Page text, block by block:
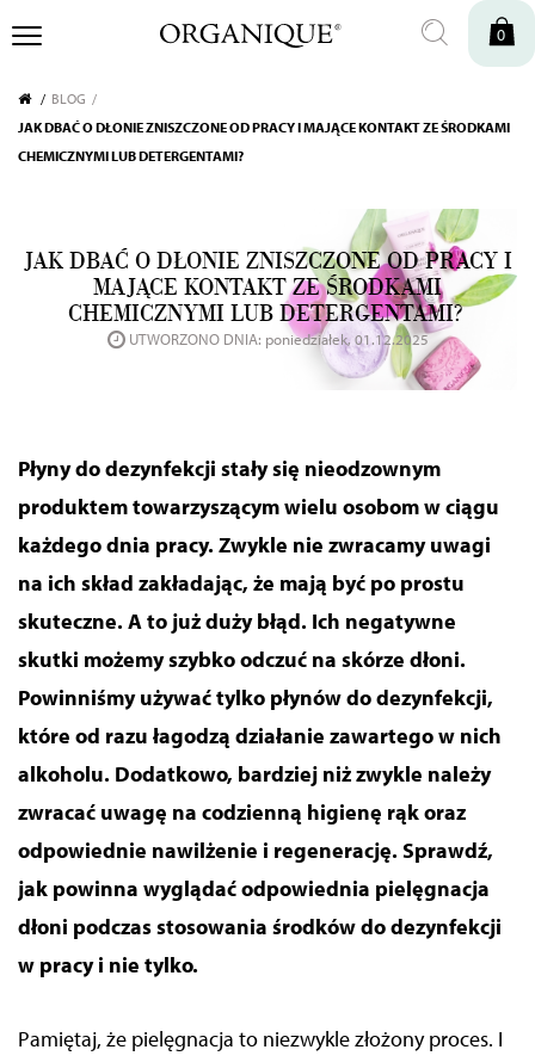
0
BLOG
JAK DBAĆ O DŁONIE ZNISZCZONE OD PRACY I MAJĄCE KONTAKT ZE ŚRODKAMI
CHEMICZNYMI LUB DETERGENTAMI?
JAK DBAĆ O DŁONIE ZNISZCZONE OD PRACY I
MAJĄCE KONTAKT ZE ŚRODKAMI
CHEMICZNYMI LUB DETERGENTAMI?
UTWORZONO DNIA: poniedziałek, 01.12.2025
Płyny do dezynfekcji stały się nieodzownym
produktem towarzyszącymwielu osobom w ciągu
każdego dnia pracy. Zwykle nie zwracamy uwagi
na ich skład zakładając, że mają być po prostu
skuteczne. A to już duży błąd. Ich negatywne
skutki możemy szybko odczuć na skórze dłoni.
Powinniśmy używać tylko płynów do dezynfekcji,
które od razu łagodzą działanie zawartego w nich
alkoholu. Dodatkowo, bardziej niż zwykle należy
zwracać uwagę na codzienną higienę rąk oraz
odpowiednie nawilżenie i regenerację. Sprawdź,
jak powinna wyglądać odpowiednia pielęgnacja
dłoni podczas stosowania środków do dezynfekcji
w pracy i nie tylko.
Pamiętaj, że pielęgnacja to niezwykle złożony proces. I